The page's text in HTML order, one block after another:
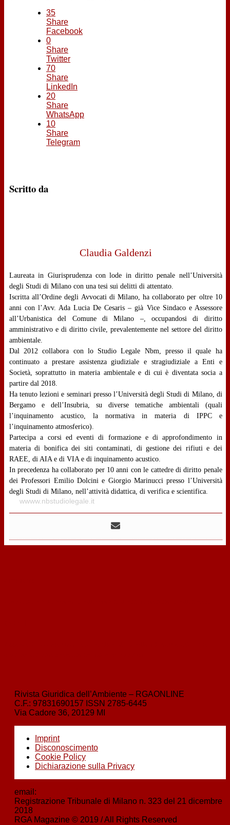
35
Share
Facebook
0
Share
Twitter
70
Share
LinkedIn
20
Share
WhatsApp
10
Share
Telegram
Scritto da
Claudia Galdenzi
Laureata in Giurisprudenza con lode in diritto penale nell’Università
degli Studi di Milano con una tesi sui delitti di attentato.
Iscritta all’Ordine degli Avvocati di Milano, ha collaborato per oltre 10
anni con l’Avv. Ada Lucia De Cesaris – già Vice Sindaco e Assessore
all’Urbanistica del Comune di Milano –, occupandosi di diritto
amministrativo e di diritto civile, prevalentemente nel settore del diritto
ambientale.
Dal 2012 collabora con lo Studio Legale Nbm, presso il quale ha
continuato a prestare assistenza giudiziale e stragiudiziale a Enti e
Società, soprattutto in materia ambientale e di cui è diventata socia a
partire dal 2018.
Ha tenuto lezioni e seminari presso l’Università degli Studi di Milano, di
Bergamo e dell’Insubria, su diverse tematiche ambientali (quali
l’inquinamento acustico, la normativa in materia di IPPC e
l’inquinamento atmosferico).
Partecipa a corsi ed eventi di formazione e di approfondimento in
materia di bonifica dei siti contaminati, di gestione dei rifiuti e dei
RAEE, di AIA e di VIA e di inquinamento acustico.
In precedenza ha collaborato per 10 anni con le cattedre di diritto penale
dei Professori Emilio Dolcini e Giorgio Marinucci presso l’Università
degli Studi di Milano, nell’attività didattica, di verifica e scientifica.
wwww.nbstudiolegale.it
Rivista Giuridica dell’Ambiente – RGAONLINE
C.F.: 97831690157 ISSN 2785-6445
Via Cadore 36, 20129 MI
Imprint
Disconoscimento
Cookie Policy
Dichiarazione sulla Privacy
email:
Registrazione Tribunale di Milano n. 323 del 21 dicembre
2018
RGA Magazine © 2019 / All Rights Reserved